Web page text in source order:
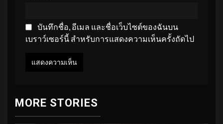
บันทึกชื่อ, อีเมล และชื่อเว็บไซต์ของฉันบน
เบราว์เซอร์นี้ สำหรับการแสดงความเห็นครั้งถัดไป
MORE STORIES